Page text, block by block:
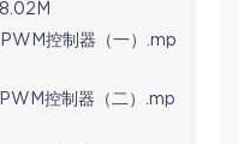
控制器（一）.mp
控制器（二）.mp